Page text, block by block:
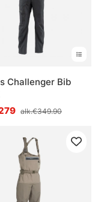
Challenger Bib
alk.€349.90